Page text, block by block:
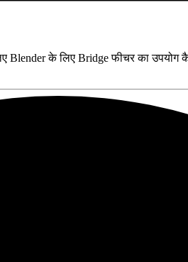
के लिए Bridge फीचर का